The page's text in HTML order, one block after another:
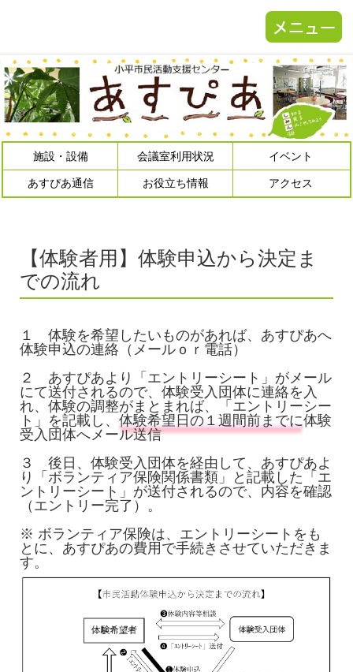
施設・設備 会議室利用状況 イベント
あすぴあ通信 お役立ち情報 アクセス
【体験者用】体験申込から決定ま
での流れ
１ 体験を希望したいものがあれば、あすぴあへ
体験申込の連絡（メールｏｒ電話）
２ あすぴあより「エントリーシート」がメール
にて送付されるので、体験受入団体に連絡を入
れ、体験の調整がまとまれば、「エントリーシー
ト」を記載し、 体験希望日の１週間前までに体験
受入団体へメール送信
３ 後日、体験受入団体を経由して、あすぴあよ
り「ボランティア保険関係書類」と記載した「エ
ントリーシート」が送付されるので、内容を確認
（エントリー完了）。
※ ボランティア保険は、エントリーシートをも
とに、あすぴあの費用で手続きさせていただきま
す。